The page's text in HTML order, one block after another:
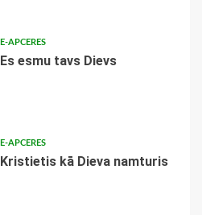
E-APCERES
Es esmu tavs Dievs
E-APCERES
Kristietis kā Dieva namturis